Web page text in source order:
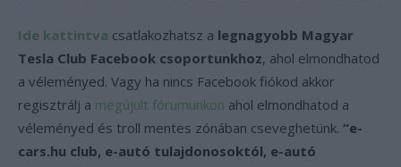
Ide kattintva csatlakozhatsz a legnagyobb Magyar
Tesla Club Facebook csoportunkhoz, ahol elmondhatod
a véleményed. Vagy ha nincs Facebook fiókod akkor
regisztrálj a megújult fórumunkon ahol elmondhatod a
véleményed és troll mentes zónában cseveghetünk. “e-
cars.hu club, e-autó tulajdonosoktól, e-autó